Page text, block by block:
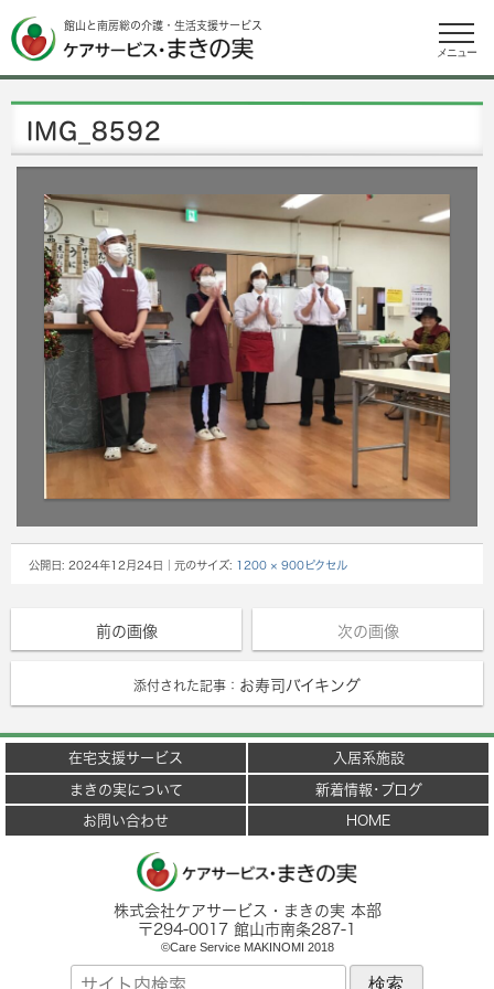
館山と南房総の介護・生活支援サービス
メニュー
IMG_8592
公開日: 2024年12月24日 ｜元のサイズ: 1200 × 900ピクセル
前の画像 次の画像
添付された記事： お寿司バイキング
在宅支援サービス
入居系施設
まきの実について
新着情報･ブログ
お問い合わせ
HOME
株式会社ケアサービス・まきの実 本部
〒294-0017 館山市南条287-1
©Care Service MAKINOMI 2018
サ